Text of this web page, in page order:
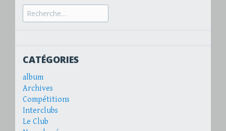
Recherche
pour :
CATÉGORIES
album
Archives
Compétitions
Interclubs
Le Club